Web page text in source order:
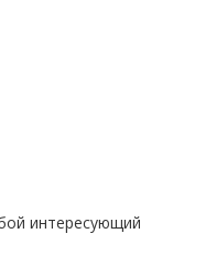
интересующий